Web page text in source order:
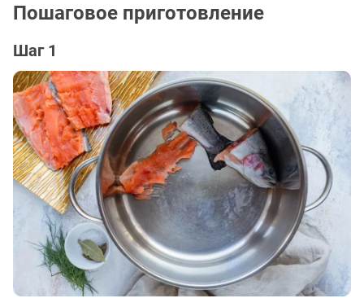
Пошаговое приготовление
Шаг 1